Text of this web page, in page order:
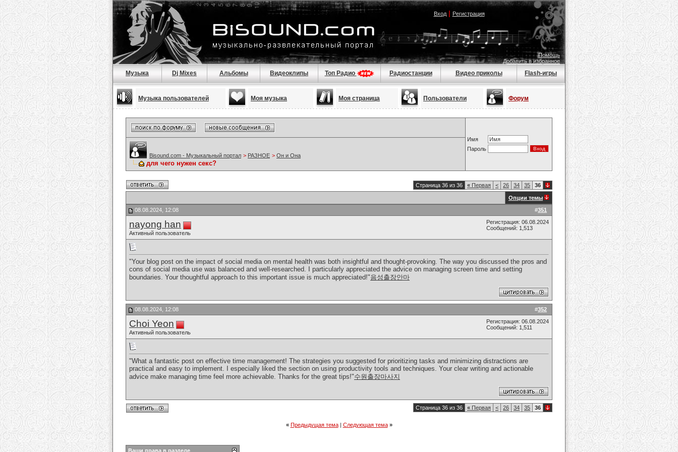
Вход| Регистрация
Помощь
Добавить в избранное
Музыка Dj Mixes Альбомы Видеоклипы Топ Радио Радиостанции Видео приколы Flash-игры
Музыка пользователей Моя музыка Моя страница Пользователи Форум
Имя
Пароль
Bisound.com - Музыкальный портал > РАЗНОЕ > Он и Она
для чего нужен секс?
Страница 36 из 36 « Первая < 26 34 35 36
Опции темы
#351
08.08.2024, 12:08
nayong han
Активный пользователь
Регистрация: 06.08.2024
Сообщений: 1,513
"Your blog post on the impact of social media on mental health was both insightful and thought-provoking. The way you discussed the pros and
cons of social media use was balanced and well-researched. I particularly appreciated the advice on managing screen time and setting
boundaries. Your thoughtful approach to this important issue is much appreciated!"음성출장안마
#352
08.08.2024, 12:08
Choi Yeon
Активный пользователь
Регистрация: 06.08.2024
Сообщений: 1,511
"What a fantastic post on effective time management! The strategies you suggested for prioritizing tasks and minimizing distractions are
practical and easy to implement. I especially liked the section on using productivity tools and techniques. Your clear writing and actionable
advice make managing time feel more achievable. Thanks for the great tips!"수원출장마사지
Страница 36 из 36 « Первая < 26 34 35 36
« Предыдущая тема| Следующая тема »
Ваши права в разделе